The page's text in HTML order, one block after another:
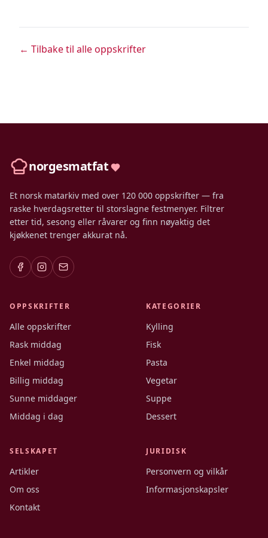
← Tilbake til alle oppskrifter
norgesmatfat
Et norsk matarkiv med over 120 000 oppskrifter — fra
raske hverdagsretter til storslagne festmenyer. Filtrer
etter tid, sesong eller råvarer og finn nøyaktig det
kjøkkenet trenger akkurat nå.
OPPSKRIFTER
Alle oppskrifter
Rask middag
Enkel middag
Billig middag
Sunne middager
Middag i dag
KATEGORIER
Kylling
Fisk
Pasta
Vegetar
Suppe
Dessert
SELSKAPET
Artikler
Om oss
Kontakt
JURIDISK
Personvern og vilkår
Informasjonskapsler